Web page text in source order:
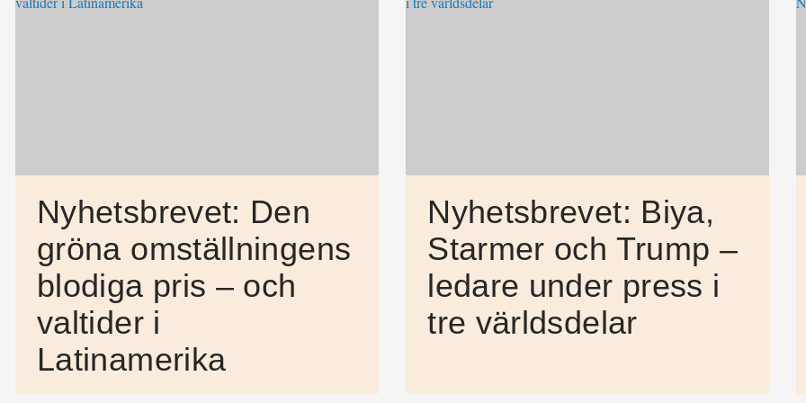
Nyhetsbrevet: Den
gröna omställningens
blodiga pris – och
valtider i
Latinamerika
Nyhetsbrevet: Biya,
Starmer och Trump –
ledare under press i
tre världsdelar